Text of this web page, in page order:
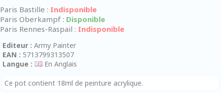
Paris Bastille : Indisponible
Paris Oberkampf : Disponible
Paris Rennes-Raspail : Indisponible
Editeur : Army Painter
EAN : 5713799313507
Langue :
En Anglais
Ce pot contient 18ml de peinture acrylique.